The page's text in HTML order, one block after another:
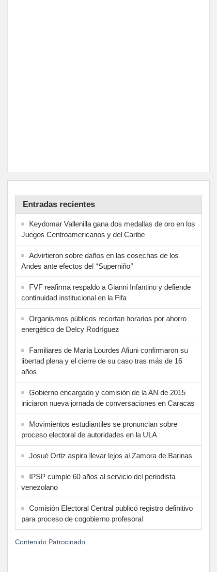
Entradas recientes
Keydomar Vallenilla gana dos medallas de oro en los
Juegos Centroamericanos y del Caribe
Advirtieron sobre daños en las cosechas de los
Andes ante efectos del ‘‘Superniño’’
FVF reafirma respaldo a Gianni Infantino y defiende
continuidad institucional en la Fifa
Organismos públicos recortan horarios por ahorro
energético de Delcy Rodríguez
Familiares de María Lourdes Afiuni confirmaron su
libertad plena y el cierre de su caso tras más de 16
años
Gobierno encargado y comisión de la AN de 2015
iniciaron nueva jornada de conversaciones en Caracas
Movimientos estudiantiles se pronuncian sobre
proceso electoral de autoridades en la ULA
Josué Ortiz aspira llevar lejos al Zamora de Barinas
IPSP cumple 60 años al servicio del periodista
venezolano
Comisión Electoral Central publicó registro definitivo
para proceso de cogobierno profesoral
Contenido Patrocinado